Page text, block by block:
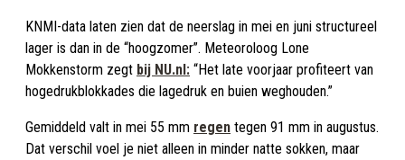
KNMI-data laten zien dat de neerslag in mei en juni structureel
lager is dan in de “hoogzomer”. Meteoroloog Lone
Mokkenstorm zegt bij NU.nl: “Het late voorjaar profiteert van
hogedrukblokkades die lagedruk en buien weghouden.”
Gemiddeld valt in mei 55 mm regen tegen 91 mm in augustus.
Dat verschil voel je niet alleen in minder natte sokken, maar